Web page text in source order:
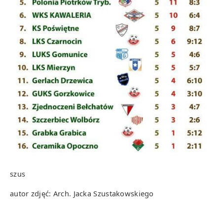
szus
autor zdjęć: Arch. Jacka Szustakowskiego